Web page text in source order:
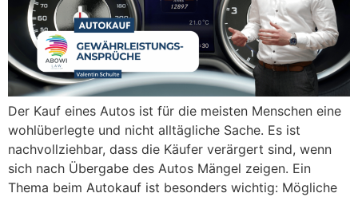
Der Kauf eines Autos ist für die meisten Menschen eine
wohlüberlegte und nicht alltägliche Sache. Es ist
nachvollziehbar, dass die Käufer verärgert sind, wenn
sich nach Übergabe des Autos Mängel zeigen. Ein
Thema beim Autokauf ist besonders wichtig: Mögliche